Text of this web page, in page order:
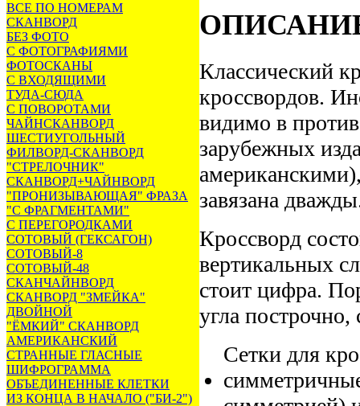
ВСЕ ПО НОМЕРАМ
СКАНВОРД
БЕЗ ФОТО
С ФОТОГРАФИЯМИ
ФОТОСКАНЫ
С ВХОДЯЩИМИ
ТУДА-СЮДА
С ПОВОРОТАМИ
ЧАЙНСКАНВОРД
ШЕСТИУГОЛЬНЫЙ
ФИЛВОРД-СКАНВОРД
"СТРЕЛОЧНИК"
СКАНВОРД+ЧАЙНВОРД
"ПРОНИЗЫВАЮЩАЯ" ФРАЗА
"С ФРАГМЕНТАМИ"
С ПЕРЕГОРОДКАМИ
СОТОВЫЙ (ГЕКСАГОН)
СОТОВЫЙ-8
СОТОВЫЙ-48
СКАНЧАЙНВОРД
СКАНВОРД "ЗМЕЙКА"
ДВОЙНОЙ
"ЁМКИЙ" СКАНВОРД
АМЕРИКАНСКИЙ
СТРАННЫЕ ГЛАСНЫЕ
ШИФРОГРАММА
ОБЪЕДИНЕННЫЕ КЛЕТКИ
ИЗ КОНЦА В НАЧАЛО ("БИ-2")
Классический
кроссвордов.
видимо в
зарубежных
завязана
Кроссворд
вертикальных
стоит цифра.
угла построчно,
Сетки для